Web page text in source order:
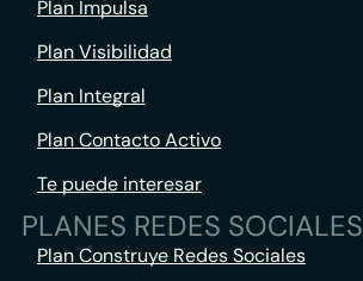
Plan Impulsa
Plan Visibilidad
Plan Integral
Plan Contacto Activo
Te puede interesar
PLANES REDES SOCIALES
Plan Construye Redes Sociales